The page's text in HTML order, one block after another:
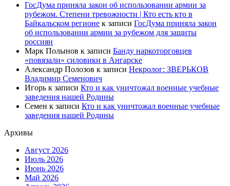
ГосДума приняла закон об использовании армии за
рубежом. Степени тревожности | Кто есть кто в
Байкальском регионе к записи ГосДума приняла закон
об использовании армии за рубежом для защиты
россиян
Марк Полынов к записи Банду наркоторговцев
«повязали» силовики в Ангарске
Александр Полозов к записи Некролог: ЗВЕРЬКОВ
Владимир Семенович
Игорь к записи Кто и как уничтожал военные учебные
заведения нашей Родины
Семен к записи Кто и как уничтожал военные учебные
заведения нашей Родины
Архивы
Август 2026
Июль 2026
Июнь 2026
Май 2026